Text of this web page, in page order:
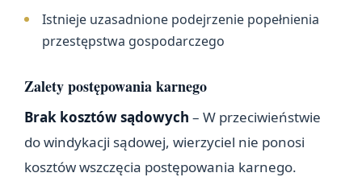
Istnieje uzasadnione podejrzenie popełnienia
przestępstwa gospodarczego
Zalety postępowania karnego
Brak kosztów sądowych – W przeciwieństwie
do windykacji sądowej, wierzyciel nie ponosi
kosztów wszczęcia postępowania karnego.